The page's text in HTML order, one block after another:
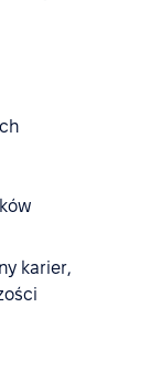
karier,